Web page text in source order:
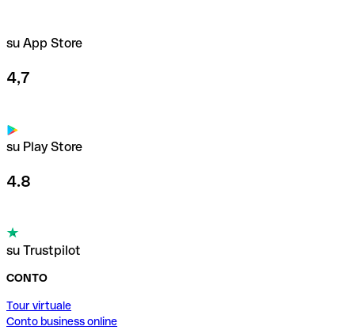
su App Store
4,7
su Play Store
4.8
su Trustpilot
CONTO
Tour virtuale
Conto business online